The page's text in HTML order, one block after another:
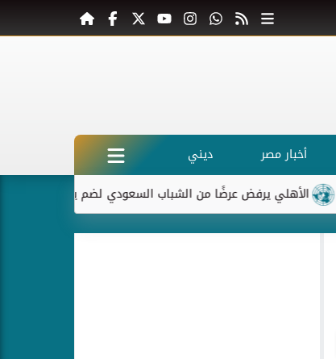
أخبار مصر
ديني
الأهلي يرفض عرضًا من الشباب السعودي لضم ياسر إبراهيم